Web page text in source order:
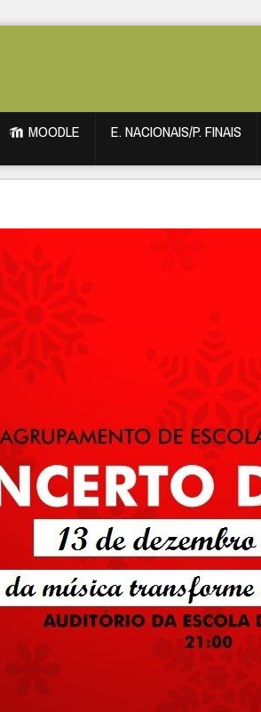
MOODLE E. NACIONAIS/P. FINAIS